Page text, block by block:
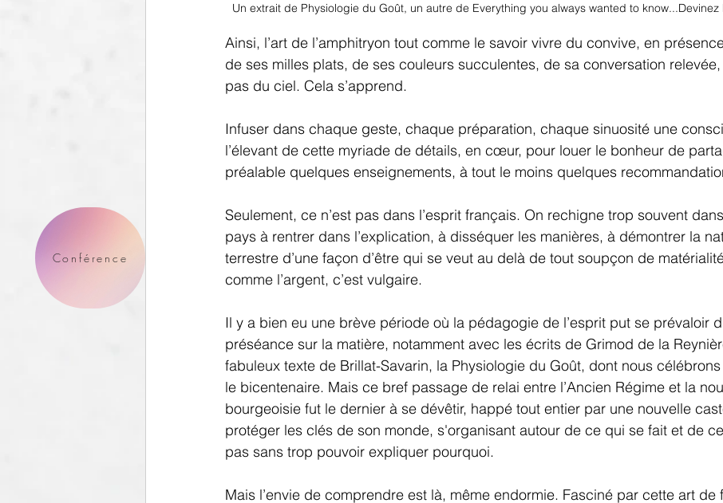
Conférence
Un extrait de Physiologie du Goût, un autre de Everything you always wanted to
Ainsi, l’art de l’amphitryon tout comme le savoir vivre du convive, en
de ses milles plats, de ses couleurs succulentes, de sa conversation
pas du ciel. Cela s’apprend.
Infuser dans chaque geste, chaque préparation, chaque sinuosité une
l’élevant de cette myriade de détails, en cœur, pour louer le bonheur de
préalable quelques enseignements, à tout le moins quelques
Seulement, ce n’est pas dans l’esprit français. On rechigne trop souvent
pays à rentrer dans l’explication, à disséquer les manières, à démontrer la
terrestre d’une façon d’être qui se veut au delà de tout soupçon de
comme l’argent, c’est vulgaire.
Il y a bien eu une brève période où la pédagogie de l’esprit put se prévaloir
préséance sur la matière, notamment avec les écrits de Grimod de la
fabuleux texte de Brillat-Savarin, la Physiologie du Goût, dont nous
le bicentenaire. Mais ce bref passage de relai entre l’Ancien Régime et la
bourgeoisie fut le dernier à se dévêtir, happé tout entier par une nouvelle
protéger les clés de son monde, s'organisant autour de ce qui se fait et de
pas sans trop pouvoir expliquer pourquoi.
Mais l’envie de comprendre est là, même endormie. Fasciné par cette art de